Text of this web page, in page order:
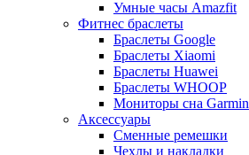
Умные часы Amazfit
Фитнес браслеты
Браслеты Google
Браслеты Xiaomi
Браслеты Huawei
Браслеты WHOOP
Мониторы сна Garmin
Аксессуары
Сменные ремешки
Чехлы и накладки